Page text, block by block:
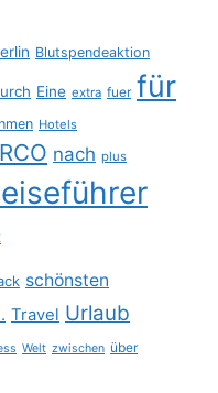
Blutspendeaktion
Eine extra fuer für
Hotels
nach plus
schönsten
Travel Urlaub
Welt zwischen über